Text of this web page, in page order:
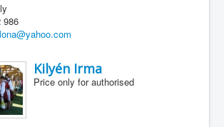
986
Kilyén Irma
Price only for authorised